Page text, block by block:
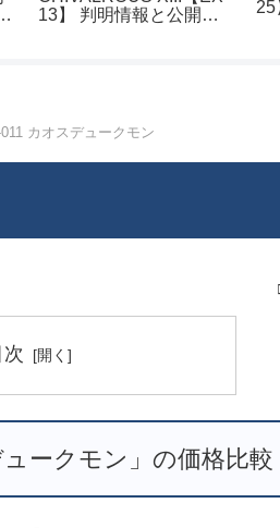
13】 判明情報と公開カ
25
カオスデュークモン
ークモン」の価格比較